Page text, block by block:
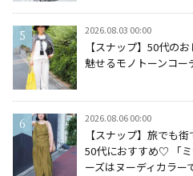
2026.08.03 00:00
【スナップ】50代の
魅せるモノトーンコー
2026.08.06 00:00
【スナップ】旅でも
50代におすすめ♡ 「
ーズはヌーディカラー